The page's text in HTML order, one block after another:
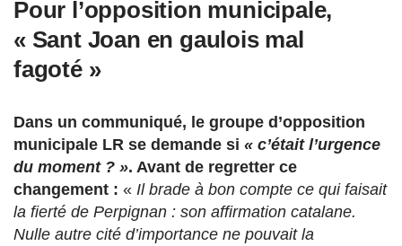
Pour l’opposition municipale,
« Sant Joan en gaulois mal
fagoté »
Dans un communiqué, le groupe d’opposition
municipale LR se demande si « c’était l’urgence
du moment ? ». Avant de regretter ce
changement : « Il brade à bon compte ce qui faisait
la fierté de Perpignan : son affirmation catalane.
Nulle autre cité d’importance ne pouvait la